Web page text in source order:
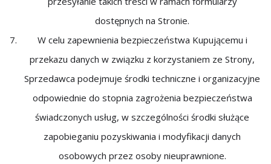
dostępnych na Stronie.
W celu zapewnienia bezpieczeństwa Kupującemu i
przekazu danych w związku z korzystaniem ze Strony,
Sprzedawca podejmuje środki techniczne i organizacyjne
odpowiednie do stopnia zagrożenia bezpieczeństwa
świadczonych usług, w szczególności środki służące
zapobieganiu pozyskiwania i modyfikacji danych
osobowych przez osoby nieuprawnione.